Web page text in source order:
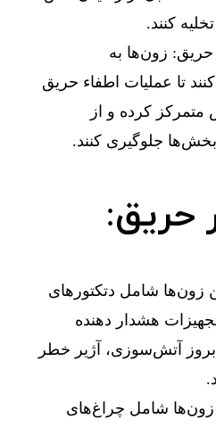
کنند.
حریق: زون‌ها به
تا عملیات اطفاء حریق
کرده و از
جلوگیری کنند.
حریق:
زون‌ها شامل دتکتورهای
هشدار دهنده
آتش‌سوزی، آژیر خطر
زون‌ها شامل چراغ‌های